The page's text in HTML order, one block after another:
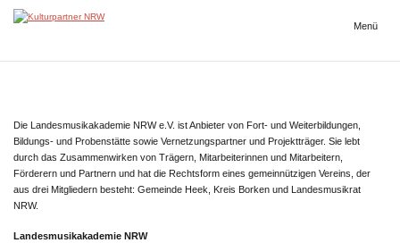
Inhalt
NRW
Menü
Die Landesmusikakademie NRW e.V. ist Anbieter von Fort- und Weiterbildungen,
Bildungs- und Probenstätte sowie Vernetzungspartner und Projektträger. Sie lebt
durch das Zusammenwirken von Trägern, Mitarbeiterinnen und Mitarbeitern,
Förderern und Partnern und hat die Rechtsform eines gemeinnützigen Vereins, der
aus drei Mitgliedern besteht: Gemeinde Heek, Kreis Borken und Landesmusikrat
NRW.
Landesmusikakademie NRW